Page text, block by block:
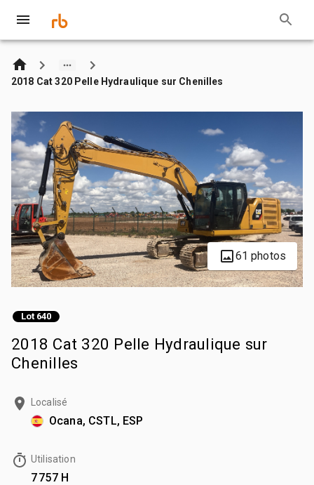
2018 Cat 320 Pelle Hydraulique sur Chenilles
61 photos
Lot 640
2018 Cat 320 Pelle Hydraulique sur
Chenilles
Localisé
Ocana, CSTL, ESP
Utilisation
7 757 H